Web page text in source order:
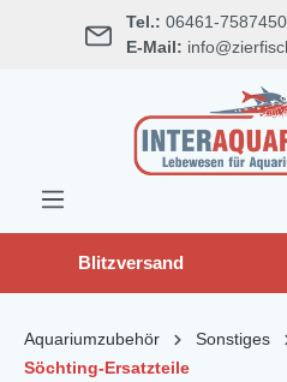
springen Tel.: 06461-
E-Mail:
Blitzversand
Aquariumzubehör Sonstiges
Söchting-Ersatzteile